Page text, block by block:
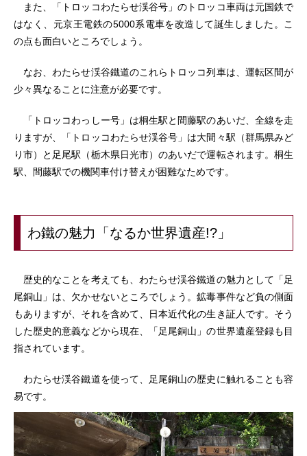
また、「トロッコわたらせ渓谷号」のトロッコ車両は元国鉄で
はなく、元京王電鉄の5000系電車を改造して誕生しました。こ
の点も面白いところでしょう。
なお、わたらせ渓谷鐵道のこれらトロッコ列車は、運転区間が
少々異なることに注意が必要です。
「トロッコわっしー号」は桐生駅と間藤駅のあいだ、全線を走
りますが、「トロッコわたらせ渓谷号」は大間々駅（群馬県みど
り市）と足尾駅（栃木県日光市）のあいだで運転されます。桐生
駅、間藤駅での機関車付け替えが困難なためです。
わ鐵の魅力「なるか世界遺産!?」
歴史的なことを考えても、わたらせ渓谷鐵道の魅力として「足
尾銅山」は、欠かせないところでしょう。鉱毒事件など負の側面
もありますが、それを含めて、日本近代化の生き証人です。そう
した歴史的意義などから現在、「足尾銅山」の世界遺産登録も目
指されています。
わたらせ渓谷鐵道を使って、足尾銅山の歴史に触れることも容
易です。